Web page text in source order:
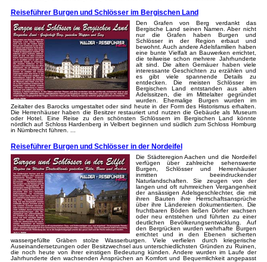
Reiseführer Burgen und Schlösser im Bergischen Land
Den Grafen von Berg verdankt das
Bergische Land seinen Namen. Aber nicht
nur die Grafen haben Burgen und
Schlösser in der Region erbaut und
bewohnt. Auch andere Adelsfamilien haben
eine bunte Vielfalt an Bauwerken errichtet,
die teilweise schon mehrere Jahrhunderte
alt sind. Die alten Gemäuer haben viele
interessante Geschichten zu erzählen und
es gibt viele spannende Details zu
entdecken. Die meisten Schlösser im
Bergischen Land entstanden aus alten
Adelssitzen, die im Mittelalter gegründet
wurden. Ehemalige Burgen wurden im
Zeitalter des Barocks umgestaltet oder sind heute in der Form des Historismus erhalten.
Die Herrenhäuser haben die Besitzer restauriert und nutzen die Gebäude als Museum
oder Hotel. Eine Reise zu den schönsten Schlössern im Bergischen Land könnte
nördlich auf Schloss Hardenberg in Velbert beginnen und südlich zum Schloss Homburg
in Nümbrecht führen. ...
Reiseführer Burgen und Schlösser in der Nordeifel
Die Städteregion Aachen und die Nordeifel
verfügen über zahlreiche sehenswerte
Burgen, Schlösser und Herrenhäuser
inmitten beeindruckender
Naturlandschaften. Sie zeugen von der
langen und oft ruhmreichen Vergangenheit
der ansässigen Adelsgeschlechter, die mit
ihren Bauten ihre Herrschaftsansprüche
über ihre Ländereien dokumentierten. Die
fruchtbaren Böden ließen Dörfer wachsen
oder neu entstehen und führten zu einer
deutlichen Bevölkerungsentwicklung. Auf
den Bergrücken wurden wehrhafte Burgen
errichtet und in den Ebenen sicherten
wassergefüllte Gräben stolze Wasserburgen. Viele verfielen durch kriegerische
Auseinandersetzungen oder Besitzwechsel aus unterschiedlichsten Gründen zu Ruinen,
die noch heute von ihrer einstigen Bedeutung künden. Andere wurden im Laufe der
Jahrhunderte den wachsenden Ansprüchen an Komfort und Bequemlichkeit angepasst